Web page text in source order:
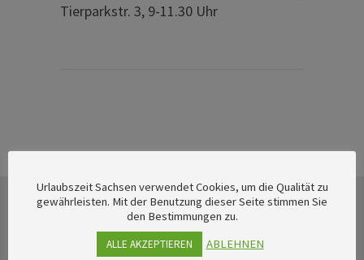
Tierparkstr. 3, 9-11.30 Uhr
Urlaubszeit Sachsen verwendet Cookies, um die Qualität zu
gewährleisten. Mit der Benutzung dieser Seite stimmen Sie
den Bestimmungen zu.
ALLE AKZEPTIEREN
ABLEHNEN